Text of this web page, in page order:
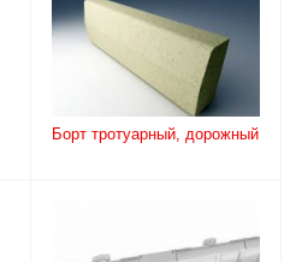
Борт тротуарный, дорожный